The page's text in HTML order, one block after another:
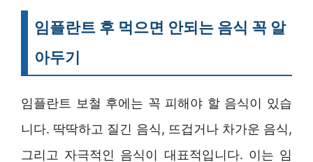
임플란트 후 먹으면 안되는 음식 꼭 알
아두기
임플란트 보철 후에는 꼭 피해야 할 음식이 있습
니다. 딱딱하고 질긴 음식, 뜨겁거나 차가운 음식,
그리고 자극적인 음식이 대표적입니다. 이는 임